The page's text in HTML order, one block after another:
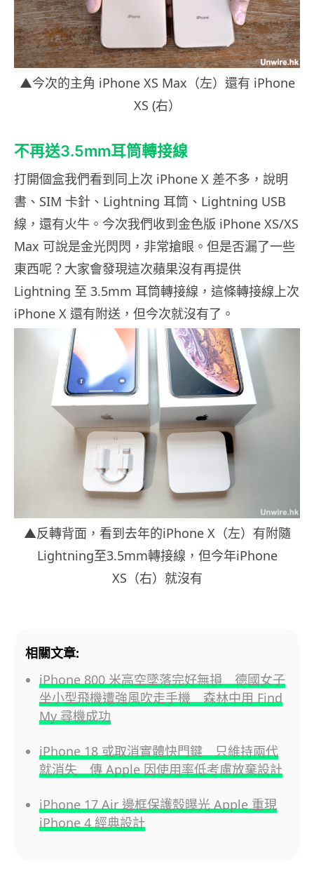
▲今次的主角 iPhone XS Max（左）還有 iPhone
XS (右）
不再送3.5mm耳筒轉接線
打開個盒我們看到同上次 iPhone X 差不多，說明
書、SIM 卡針、Lightning 耳筒、Lightning USB
線，還有火牛。今次我們收到金色版 iPhone XS/XS
Max 可說是金光閃閃，非常搶眼。但是否漏了一些
東西呢？大家會發現這次蘋果沒有再提供
Lightning 至 3.5mm 耳筒轉接線，這條轉接線上次
iPhone X 還有附送，但今次就沒有了。
▲反轉背面，看到去年的iPhone X（左）有附隨
Lightning至3.5mm轉接線，但今年iPhone
XS（右）就沒有
相關文章:
iPhone 800 米高空墜落完好無損 德國女子
坐小型飛機遭強風吹走手機 森林中用 Find
My 尋機成功
iPhone 18 或取消實體快門鍵 只維持兩代
就消失 傳 Apple 因使用率低考慮放棄設計
iPhone 17 Air 邊框保護殼曝光 Apple 重現
iPhone 4 經典設計